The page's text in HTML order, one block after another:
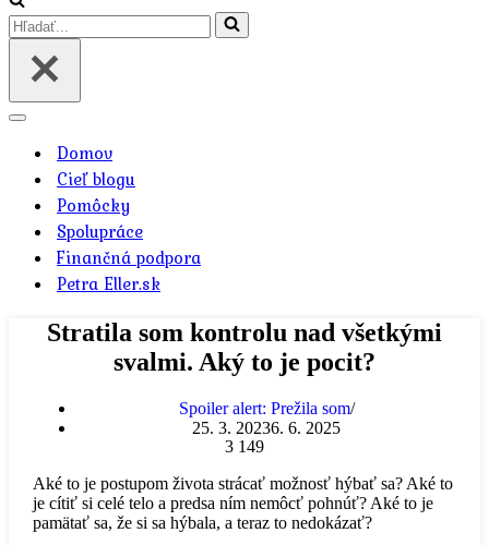
navigácie
Hľadať
Menu
Domov
Cieľ blogu
Pomôcky
Spolupráce
Finančná podpora
Petra Eller.sk
Stratila som kontrolu nad všetkými
svalmi. Aký to je pocit?
Spoiler alert: Prežila som
25. 3. 20236. 6. 2025
3 149
Aké to je postupom života strácať možnosť hýbať sa? Aké to
je cítiť si celé telo a predsa ním nemôcť pohnúť? Aké to je
pamätať sa, že si sa hýbala, a teraz to nedokázať?